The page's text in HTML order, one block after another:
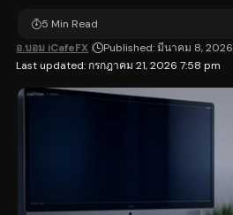
Last updated: กรกฎาคม 21, 2026 7:58 pm
อ.บอม iCafeFX Published: มีนาคม 8, 2026
5 Min Read